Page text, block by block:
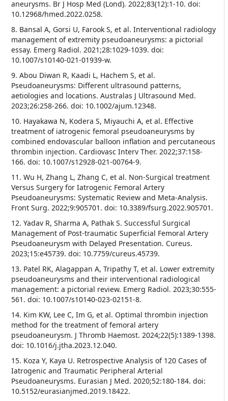
aneurysms. Br J Hosp Med (Lond). 2022;83(12):1-10. doi:
10.12968/hmed.2022.0258.
8. Bansal A, Gorsi U, Farook S, et al. Interventional radiology
management of extremity pseudoaneurysms: a pictorial
essay. Emerg Radiol. 2021;28:1029-1039. doi:
10.1007/s10140-021-01939-w.
9. Abou Diwan R, Kaadi L, Hachem S, et al.
Pseudoaneurysms: Different ultrasound patterns,
aetiologies and locations. Australas J Ultrasound Med.
2023;26:258-266. doi: 10.1002/ajum.12348.
10. Hayakawa N, Kodera S, Miyauchi A, et al. Effective
treatment of iatrogenic femoral pseudoaneurysms by
combined endovascular balloon inflation and percutaneous
thrombin injection. Cardiovasc Interv Ther. 2022;37:158-
166. doi: 10.1007/s12928-021-00764-9.
11. Wu H, Zhang L, Zhang C, et al. Non-Surgical treatment
Versus Surgery for Iatrogenic Femoral Artery
Pseudoaneurysms: Systematic Review and Meta-Analysis.
Front Surg. 2022;9:905701. doi: 10.3389/fsurg.2022.905701.
12. Yadav R, Sharma A, Pathak S. Successful Surgical
Management of Post-traumatic Superficial Femoral Artery
Pseudoaneurysm with Delayed Presentation. Cureus.
2023;15:e45739. doi: 10.7759/cureus.45739.
13. Patel RK, Alagappan A, Tripathy T, et al. Lower extremity
pseudoaneurysms and their interventional radiological
management: a pictorial review. Emerg Radiol. 2023;30:555-
561. doi: 10.1007/s10140-023-02151-8.
14. Kim KW, Lee C, Im G, et al. Optimal thrombin injection
method for the treatment of femoral artery
pseudoaneurysm. J Thromb Haemost. 2024;22(5):1389-1398.
doi: 10.1016/j.jtha.2023.12.040.
15. Koza Y, Kaya U. Retrospective Analysis of 120 Cases of
Iatrogenic and Traumatic Peripheral Arterial
Pseudoaneurysms. Eurasian J Med. 2020;52:180-184. doi:
10.5152/eurasianjmed.2019.18422.